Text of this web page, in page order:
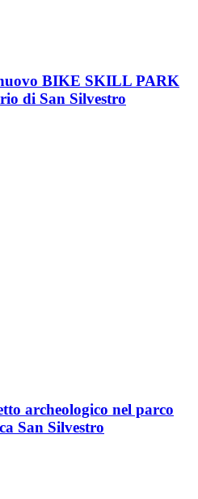
BIKE SKILL PARK
di San Silvestro
archeologico nel parco
San Silvestro